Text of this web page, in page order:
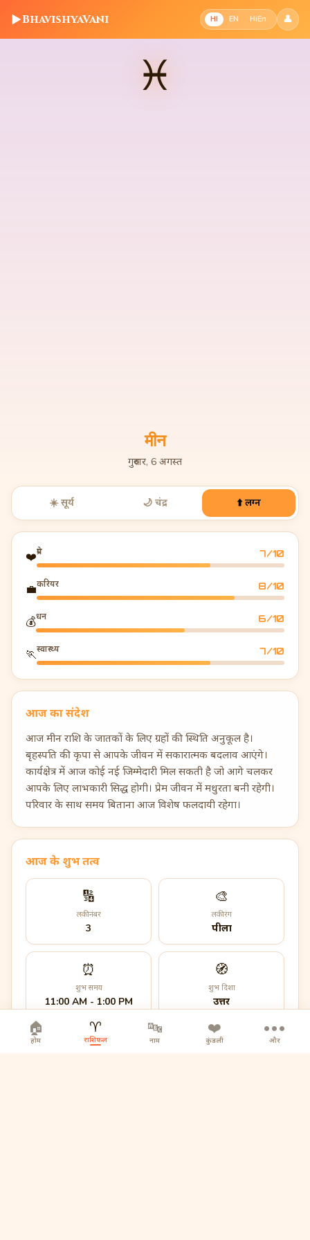
▶BhavishyaVani HI EN HiEn 👤
♓
मीन
गुरुवार, 6 अगस्त
☀️ सूर्य 🌙 चंद्र ⬆️ लग्न
❤️प्रेम 7/10
💼करियर 8/10
💰धन 6/10
🏃स्वास्थ्य 7/10
आज का संदेश
आज मीन राशि के जातकों के लिए ग्रहों की स्थिति अनुकूल है।
बृहस्पति की कृपा से आपके जीवन में सकारात्मक बदलाव आएंगे।
कार्यक्षेत्र में आज कोई नई जिम्मेदारी मिल सकती है जो आगे चलकर
आपके लिए लाभकारी सिद्ध होगी। प्रेम जीवन में मधुरता बनी रहेगी।
परिवार के साथ समय बिताना आज विशेष फलदायी रहेगा।
आज के शुभ तत्व
🔢
लकी नंबर
3
🎨
लकी रंग
पीला
⏰
शुभ समय
11:00 AM - 1:00 PM
🧭
शुभ दिशा
उत्तर
🏠
होम
♈
राशिफल
🔤
नाम
❤️
कुंडली
•••
और